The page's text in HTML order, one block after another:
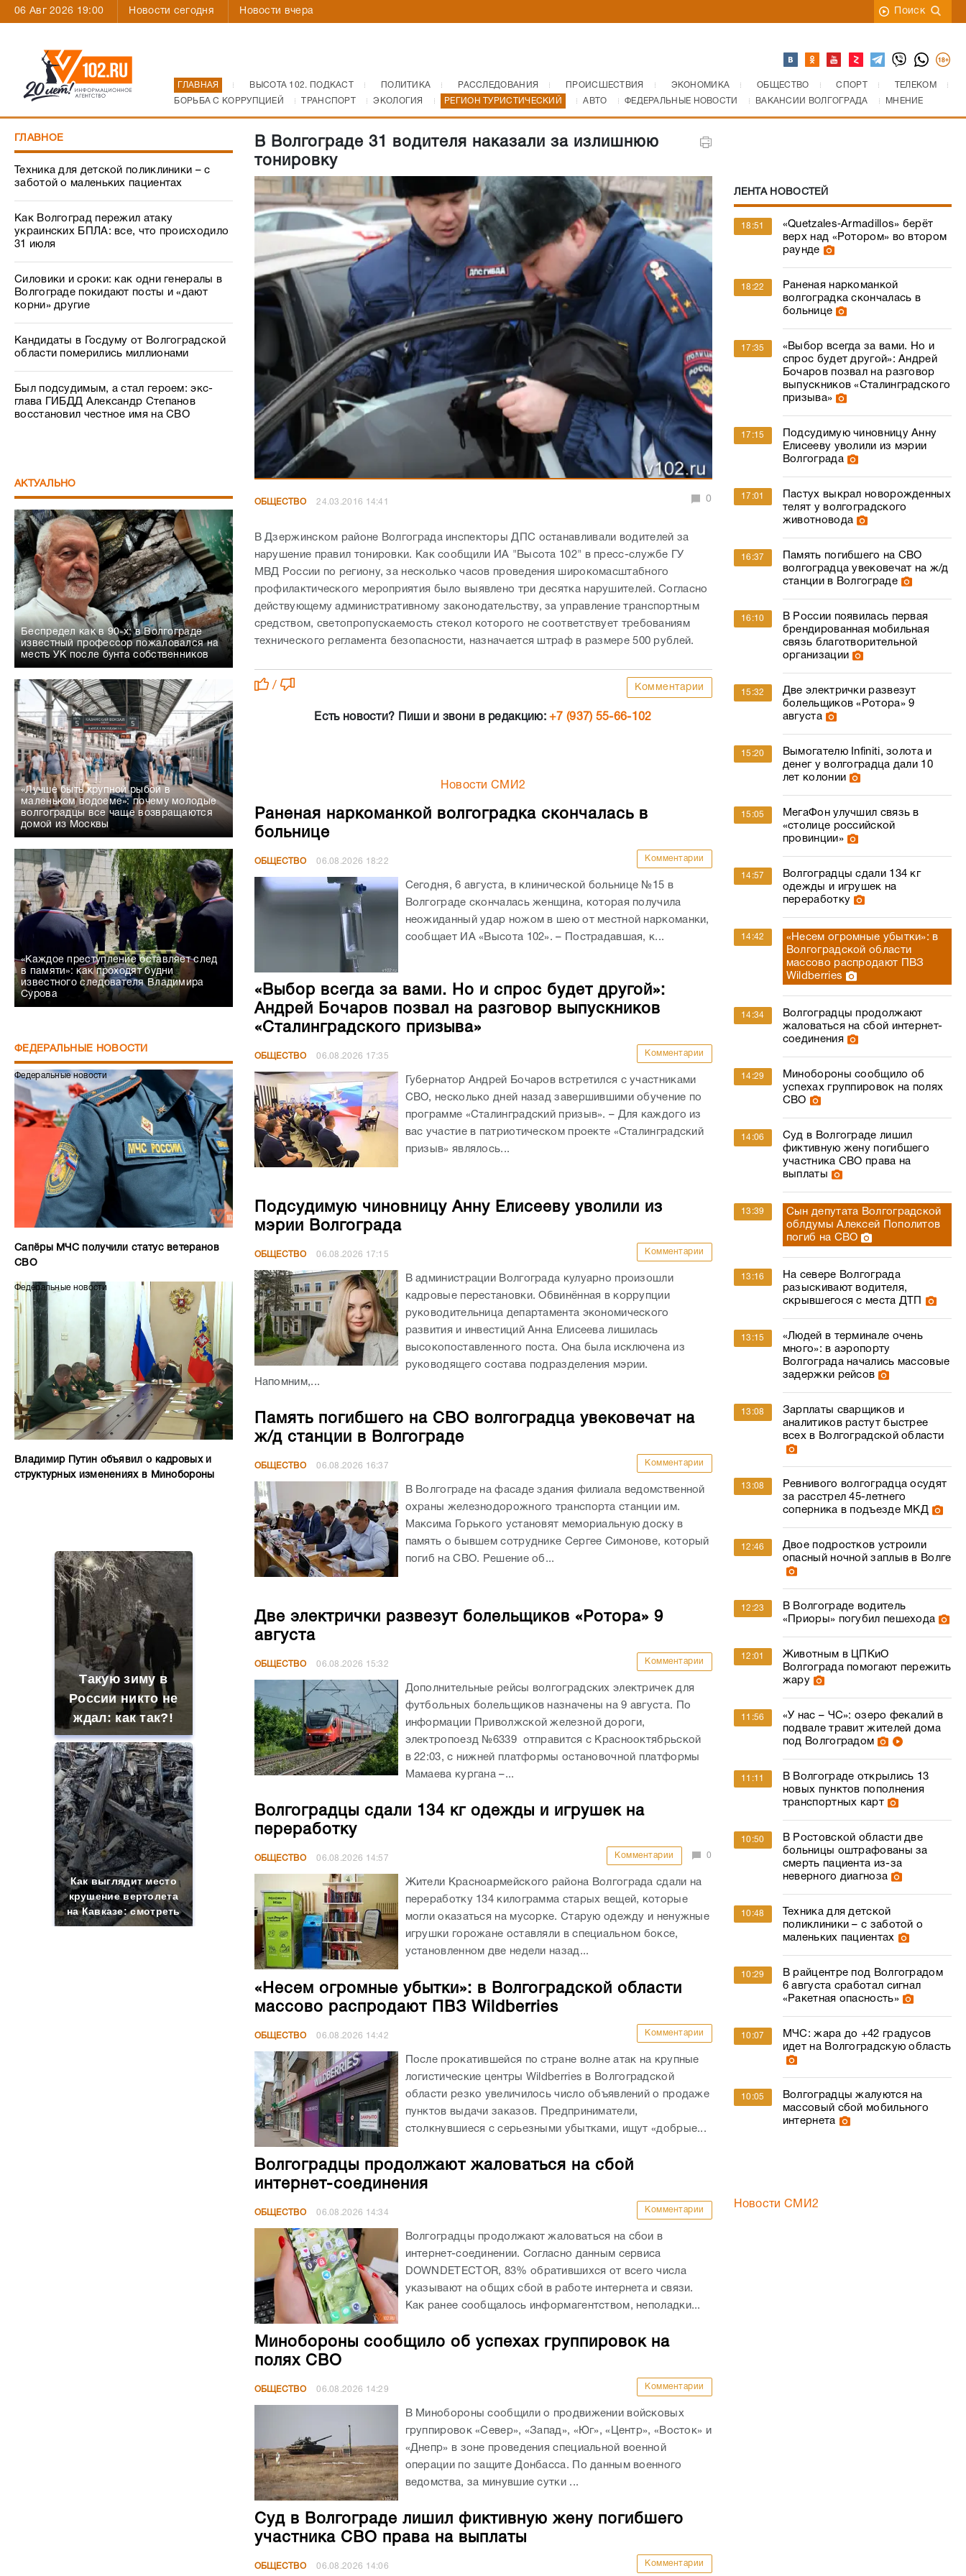
06 Авг 2026 19:00 Новости сегодня Новости вчера Поиск
ГЛАВНАЯ ВЫСОТА 102. ПОДКАСТ ПОЛИТИКА РАССЛЕДОВАНИЯ ПРОИСШЕСТВИЯ ЭКОНОМИКА ОБЩЕСТВО СПОРТ
ТЕЛЕКОМ
БОРЬБА С КОРРУПЦИЕЙ
ТРАНСПОРТ ЭКОЛОГИЯ РЕГИОН ТУРИСТИЧЕСКИЙ АВТО ФЕДЕРАЛЬНЫЕ НОВОСТИ ВАКАНСИИ ВОЛГОГРАДА МНЕНИЕ
ГЛАВНОЕ
Техника для детской поликлиники – с
заботой о маленьких пациентах
Как Волгоград пережил атаку
украинских БПЛА: все, что происходило
31 июля
Силовики и сроки: как одни генералы в
Волгограде покидают посты и «дают
корни» другие
Кандидаты в Госдуму от Волгоградской
области померились миллионами
Был подсудимым, а стал героем: экс-
глава ГИБДД Александр Степанов
восстановил честное имя на СВО
АКТУАЛЬНО
Беспредел как в 90-х: в Волгограде
известный профессор пожаловался на
месть УК после бунта собственников
«Лучше быть крупной рыбой в
маленьком водоеме»: почему молодые
волгоградцы все чаще возвращаются
домой из Москвы
«Каждое преступление оставляет след
в памяти»: как проходят будни
известного следователя Владимира
Сурова
ФЕДЕРАЛЬНЫЕ НОВОСТИ
Федеральные новости
Сапёры МЧС получили статус ветеранов
СВО
Федеральные новости
Владимир Путин объявил о кадровых и
структурных изменениях в Минобороны
Такую зиму в
России никто не
ждал: как так?!
Как выглядит место
крушение вертолета
на Кавказе: смотреть
В Волгограде 31 водителя наказали за излишнюю
тонировку
ОБЩЕСТВО 24.03.2016 14:41 0
В Дзержинском районе Волгограда инспекторы ДПС останавливали водителей за
нарушение правил тонировки. Как сообщили ИА "Высота 102" в пресс-службе ГУ
МВД России по региону, за несколько часов проведения широкомасштабного
профилактического мероприятия было выявлено три десятка нарушителей. Согласно
действующему административному законодательству, за управление транспортным
средством, светопропускаемость стекол которого не соответствует требованиям
технического регламента безопасности, назначается штраф в размере 500 рублей.
/ Комментарии
Есть новости? Пиши и звони в редакцию:+7 (937) 55-66-102
Новости СМИ2
Раненая наркоманкой волгоградка скончалась в
больнице
ОБЩЕСТВО 06.08.2026 18:22 Комментарии
Сегодня, 6 августа, в клинической больнице №15 в
Волгограде скончалась женщина, которая получила
неожиданный удар ножом в шею от местной наркоманки,
сообщает ИА «Высота 102». – Пострадавшая, к...
«Выбор всегда за вами. Но и спрос будет другой»:
Андрей Бочаров позвал на разговор выпускников
«Сталинградского призыва»
ОБЩЕСТВО 06.08.2026 17:35 Комментарии
Губернатор Андрей Бочаров встретился с участниками
СВО, несколько дней назад завершившими обучение по
программе «Сталинградский призыв». – Для каждого из
вас участие в патриотическом проекте «Сталинградский
призыв» являлось...
Подсудимую чиновницу Анну Елисееву уволили из
мэрии Волгограда
ОБЩЕСТВО 06.08.2026 17:15 Комментарии
В администрации Волгограда кулуарно произошли
кадровые перестановки. Обвинённая в коррупции
руководительница департамента экономического
развития и инвестиций Анна Елисеева лишилась
высокопоставленного поста. Она была исключена из
руководящего состава подразделения мэрии.
Напомним,...
Память погибшего на СВО волгоградца увековечат на
ж/д станции в Волгограде
ОБЩЕСТВО 06.08.2026 16:37 Комментарии
В Волгограде на фасаде здания филиала ведомственной
охраны железнодорожного транспорта станции им.
Максима Горького установят мемориальную доску в
память о бывшем сотруднике Сергее Симонове, который
погиб на СВО. Решение об...
Две электрички развезут болельщиков «Ротора» 9
августа
ОБЩЕСТВО 06.08.2026 15:32 Комментарии
Дополнительные рейсы волгоградских электричек для
футбольных болельщиков назначены на 9 августа. По
информации Приволжской железной дороги,
электропоезд №6339 отправится с Краснооктябрьской
в 22:03, с нижней платформы остановочной платформы
Мамаева кургана –...
Волгоградцы сдали 134 кг одежды и игрушек на
переработку
ОБЩЕСТВО 06.08.2026 14:57 Комментарии 0
Жители Красноармейского района Волгограда сдали на
переработку 134 килограмма старых вещей, которые
могли оказаться на мусорке. Старую одежду и ненужные
игрушки горожане оставляли в специальном боксе,
установленном две недели назад...
«Несем огромные убытки»: в Волгоградской области
массово распродают ПВЗ Wildberries
ОБЩЕСТВО 06.08.2026 14:42 Комментарии
После прокатившейся по стране волне атак на крупные
логистические центры Wildberries в Волгоградской
области резко увеличилось число объявлений о продаже
пунктов выдачи заказов. Предприниматели,
столкнувшиеся с серьезными убытками, ищут «добрые...
Волгоградцы продолжают жаловаться на сбой
интернет-соединения
ОБЩЕСТВО 06.08.2026 14:34 Комментарии
Волгоградцы продолжают жаловаться на сбои в
интернет-соединении. Согласно данным сервиса
DOWNDETECTOR, 83% обратившихся от всего числа
указывают на общих сбой в работе интернета и связи.
Как ранее сообщалось информагентством, неполадки...
Минобороны сообщило об успехах группировок на
полях СВО
ОБЩЕСТВО 06.08.2026 14:29 Комментарии
В Минобороны сообщили о продвижении войсковых
группировок «Север», «Запад», «Юг», «Центр», «Восток» и
«Днепр» в зоне проведения специальной военной
операции по защите Донбасса. По данным военного
ведомства, за минувшие сутки ...
Суд в Волгограде лишил фиктивную жену погибшего
участника СВО права на выплаты
ОБЩЕСТВО 06.08.2026 14:06 Комментарии
ЛЕНТА НОВОСТЕЙ
18:51
«Quetzales‑Armadillos» берёт
верх над «Ротором» во втором
раунде
18:22
Раненая наркоманкой
волгоградка скончалась в
больнице
17:35
«Выбор всегда за вами. Но и
спрос будет другой»: Андрей
Бочаров позвал на разговор
выпускников «Сталинградского
призыва»
17:15
Подсудимую чиновницу Анну
Елисееву уволили из мэрии
Волгограда
17:01
Пастух выкрал новорожденных
телят у волгоградского
животновода
16:37
Память погибшего на СВО
волгоградца увековечат на ж/д
станции в Волгограде
16:10
В России появилась первая
брендированная мобильная
связь благотворительной
организации
15:32
Две электрички развезут
болельщиков «Ротора» 9
августа
15:20
Вымогателю Infiniti, золота и
денег у волгоградца дали 10
лет колонии
15:05
МегаФон улучшил связь в
«столице российской
провинции»
14:57
Волгоградцы сдали 134 кг
одежды и игрушек на
переработку
14:42
«Несем огромные убытки»: в
Волгоградской области
массово распродают ПВЗ
Wildberries
14:34
Волгоградцы продолжают
жаловаться на сбой интернет-
соединения
14:29
Минобороны сообщило об
успехах группировок на полях
СВО
14:06
Суд в Волгограде лишил
фиктивную жену погибшего
участника СВО права на
выплаты
13:39
Сын депутата Волгоградской
облдумы Алексей Пополитов
погиб на СВО
13:16
На севере Волгограда
разыскивают водителя,
скрывшегося с места ДТП
13:15
«Людей в терминале очень
много»: в аэропорту
Волгограда начались массовые
задержки рейсов
13:08
Зарплаты сварщиков и
аналитиков растут быстрее
всех в Волгоградской области
13:08
Ревнивого волгоградца осудят
за расстрел 45-летнего
соперника в подъезде МКД
12:46
Двое подростков устроили
опасный ночной заплыв в Волге
12:23
В Волгограде водитель
«Приоры» погубил пешехода
12:01
Животным в ЦПКиО
Волгограда помогают пережить
жару
11:56
«У нас – ЧС»: озеро фекалий в
подвале травит жителей дома
под Волгоградом
11:11
В Волгограде открылись 13
новых пунктов пополнения
транспортных карт
10:50
В Ростовской области две
больницы оштрафованы за
смерть пациента из-за
неверного диагноза
10:48
Техника для детской
поликлиники – с заботой о
маленьких пациентах
10:29
В райцентре под Волгоградом
6 августа сработал сигнал
«Ракетная опасность»
10:07
МЧС: жара до +42 градусов
идет на Волгоградскую область
10:05
Волгоградцы жалуются на
массовый сбой мобильного
интернета
Новости СМИ2